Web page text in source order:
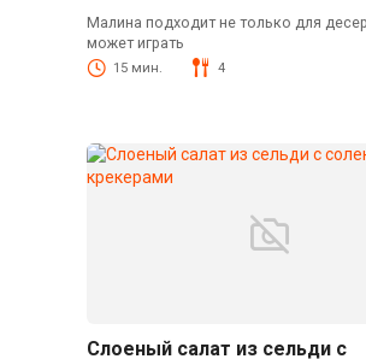
Малина подходит не только для
может играть
15 мин. 4
Слоеный салат из сельди с